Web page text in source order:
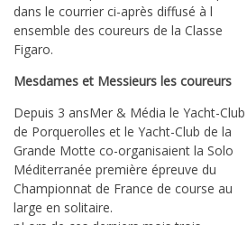
dans le courrier ci-après diffusé à l
ensemble des coureurs de la Classe
Figaro.
Mesdames et Messieurs les coureurs
Depuis 3 ansMer & Média le Yacht-Club
de Porquerolles et le Yacht-Club de la
Grande Motte co-organisaient la Solo
Méditerranée première épreuve du
Championnat de France de course au
large en solitaire.